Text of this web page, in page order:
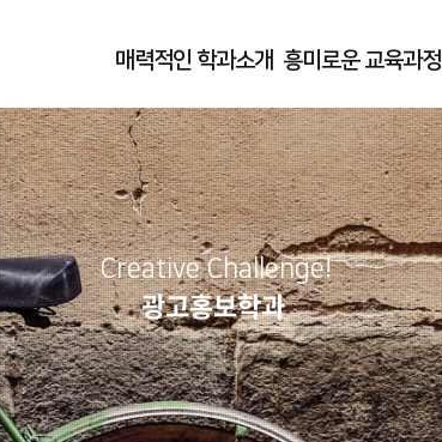
매력적인 학과소개 흥미로운 교육과정
Creative Challenge!
광고홍보학과